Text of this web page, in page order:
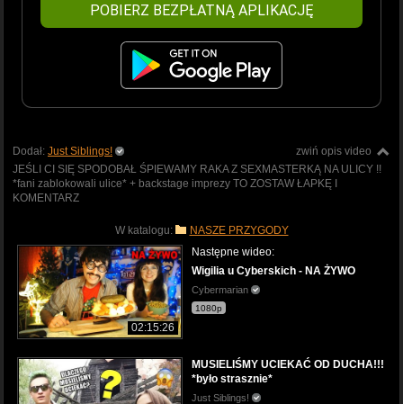
POBIERZ BEZPŁATNĄ APLIKACJĘ
zwiń opis video
Dodał: Just Siblings!
JEŚLI CI SIĘ SPODOBAŁ ŚPIEWAMY RAKA Z SEXMASTERKĄ NA ULICY !!
*fani zablokowali ulice* + backstage imprezy TO ZOSTAW ŁAPKĘ I
KOMENTARZ
W katalogu: NASZE PRZYGODY
02:15:26
Następne wideo:
Wigilia u Cyberskich - NA ŻYWO
Cybermarian
1080p
MUSIELIŚMY UCIEKAĆ OD DUCHA!!!
*było strasznie*
Just Siblings!